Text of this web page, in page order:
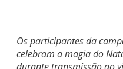
Os participantes da
celebram a magia do